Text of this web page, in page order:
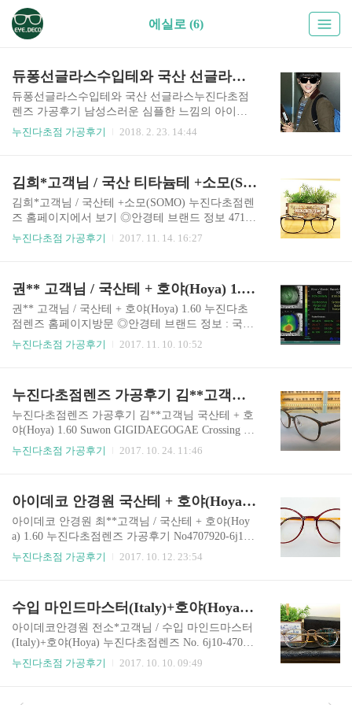
에실로 (6)
듀퐁선글라스수입테와 국산 선글라스누진다초점렌즈 가공후기
듀퐁선글라스수입테와 국산 선글라스누진다초점
렌즈 가공후기 남성스러운 심플한 느낌의 아이웨
어로 화려하지 않으면서 고급진 스퀘어 프레임 선
산들이 보여준 공항패션에서도 선보인 적이 있는
듀퐁 선글라스 무언가 남자다움이 느껴지게 하는
데 듀퐁 선글라스가 큰 몫을 하는 것 같습니다. ◎
안경테 브랜드 정보 : 듀퐁선글라스테 듀퐁선글라
스테 - 고급 라이터 브랜드로유명한 듀퐁! 남성스
스러움과 세련됨을 동시에 만족시킬 수 있으며 꾸
민듯 안꾸민듯 언제든 착용하기 좋은 선글라스입
니다! ◎누진다초점..
누진다초점 가공후기 2018. 2. 23. 14:44
김희*고객님 / 국산 티타늄테 +소모(SOMO) 누진다초점렌즈 가공후기
김희*고객님 / 국산테 +소모(SOMO) 누진다초점렌
즈 홈페이지에서 보기 ◎안경테 브랜드 정보 47146
46-6k14 국산 티타늄테 문재인 대통령이 2012년 대
제작했는데 가볍고 튼튼해서 가장 실용적인 안경
테라고 사랑받고 있습니다. -가볍고 부식이 덜하며
심플하고, 멋스러운 합리적인 가격의 국산 테 ◎고
객 특이사항 : 기존 다초점이 울렁이고 잘 안보였
음. -> 충분한 문진과 정확한 도수 검사, 고객 니즈
형 누진다초점렌즈 한국 Dr. somo 누진 다초..
누진다초점 가공후기 2017. 11. 14. 16:27
권** 고객님 / 국산테 + 호야(Hoya) 1.60 소포트타입 누진다초점렌즈 가공후기
권** 고객님 / 국산테 + 호야(Hoya) 1.60 누진다초
점렌즈 홈페이지방문 ◎안경테 브랜드 정보 : 국산
울템 - Korean 울템 소재 장점 : 가볍고 탄력이 좋다
즈. ◎누진다초점 렌즈 도수 R(오른쪽) : -1.25 -0.25
x80 L(왼쪽) : -1.50 -0.50 x115 가입도 : +1.75 ◎조
제가공 사용장비 : 미스터 블루(에실로) - 정확한
조제 및 가공이 가능한 프랑스에실로사 제품 ◎초
점 설계 : I-Profiler(zeiss) 독일 칼자이스 3D 시력측
누진다초점 가공후기 2017. 11. 10. 10:52
누진다초점렌즈 가공후기 김**고객님 국산테 + 호야(Hoya) 1.60
누진다초점렌즈 가공후기 김**고객님 국산테 + 호
야(Hoya) 1.60 Suwon GIGIDAEGOGAE Crossing Ui
wang Police Crossing Suwon Industrial Road Road Sh
후기입니다. 홈페이지에서 상세보기 ◎안경테 브
랜드 정보 트로피쉬 - Made in Korean 자체생산하는
안경테로 직접 생산하는 제품이므로 어느 곳보다
저렴한 가격이 이점입니다. 울템 소재로 만들어져
가볍고 탄력이 좋습니다. ◎누진다초점 렌즈 (Ja..
누진다초점 가공후기 2017. 10. 24. 11:46
아이데코 안경원 국산테 + 호야(Hoya) 1.60 누진다초점렌즈 가공후기
아이데코 안경원 최**고객님 / 국산테 + 호야(Hoy
a) 1.60 누진다초점렌즈 가공후기 No4707920-6j12
홈페이지에서 자세히 보기 ◎안경테 브랜드 정보 :
-3.00 -1.00 L(왼쪽) : -2.25 -1.25 가입도 : +1.75 ◎
조제가공 사용장비 : 미스터 블루(에실로) - 정확한
조제 및 가공이 가능한 프랑스에실로사 제품 ◎초
점 설계 : I-Profiler(zeiss) 독일 칼자이스 3D 시력측
정 ① 웨이브 프론트 수차 분석기 ② 자동 굴절력
률 측정기 아이데코..
누진다초점 가공후기 2017. 10. 12. 23:54
수입 마인드마스터(Italy)+호야(Hoya) 누진다초점렌즈 가공후기
아이데코안경원 전소*고객님 / 수입 마인드마스터
(Italy)+호야(Hoya) 누진다초점렌즈 No. 6j10-47064
02 홈페이지에서보기
누진다초점 가공후기 2017. 10. 10. 09:49